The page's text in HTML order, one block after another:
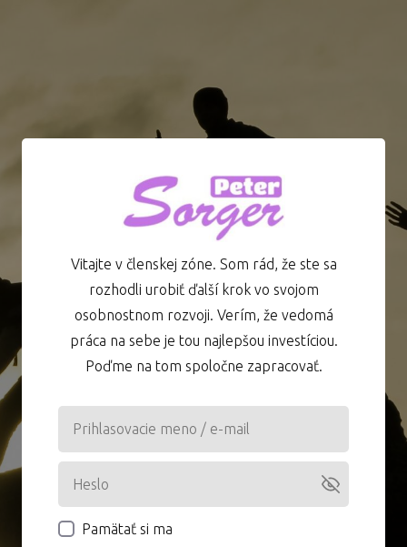
Vitajte v členskej zóne. Som rád, že ste sa
rozhodli urobiť ďalší krok vo svojom
osobnostnom rozvoji. Verím, že vedomá
práca na sebe je tou najlepšou investíciou.
Poďme na tom spoločne zapracovať.
Pamätať si ma